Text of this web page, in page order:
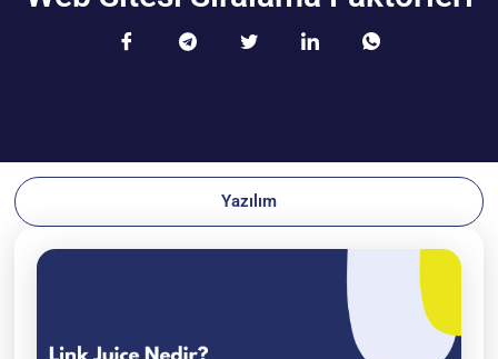
Yazılım